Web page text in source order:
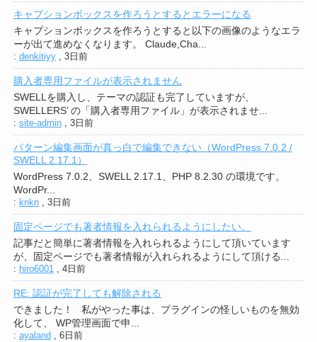
キャプションボックスを作ろうとするとエラーになる
キャプションボックスを作ろうとすると以下の画像のようなエラ
ーが出て進めなくなります。 Claude,Cha...
: denkitiyy, 3日前
購入者専用ファイルが表示されません
SWELLを購入し、テーマの認証も完了していますが、
SWELLERS’ の「購入者専用ファイル」が表示されませ...
: site-admin, 3日前
パターン編集画面が真っ白で編集できない（WordPress 7.0.2 /
SWELL 2.17.1）
WordPress 7.0.2、SWELL 2.17.1、PHP 8.2.30 の環境です。
WordPr...
: knkn, 3日前
固定ページでも著者情報を入れられるようにしたい。
記事だと簡単に著者情報を入れられるようにして頂いています
が、固定ページでも著者情報が入れられるようにして頂ける...
: hiro6001, 4日前
RE: 認証が完了しても解除される
できました！ 私がやった事は、プラグインの怪しいものを無効
化して、 WP管理画面で申...
: ayaland , 6日前